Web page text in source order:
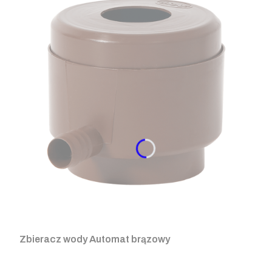
Zbieracz wody Automat brązowy